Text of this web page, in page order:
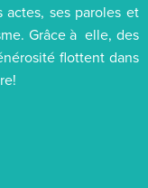
actes, ses paroles et
Grâce à elle, des
flottent dans